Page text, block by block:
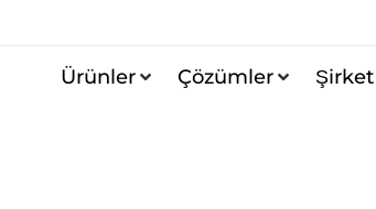
Ürünler Çözümler Şirket